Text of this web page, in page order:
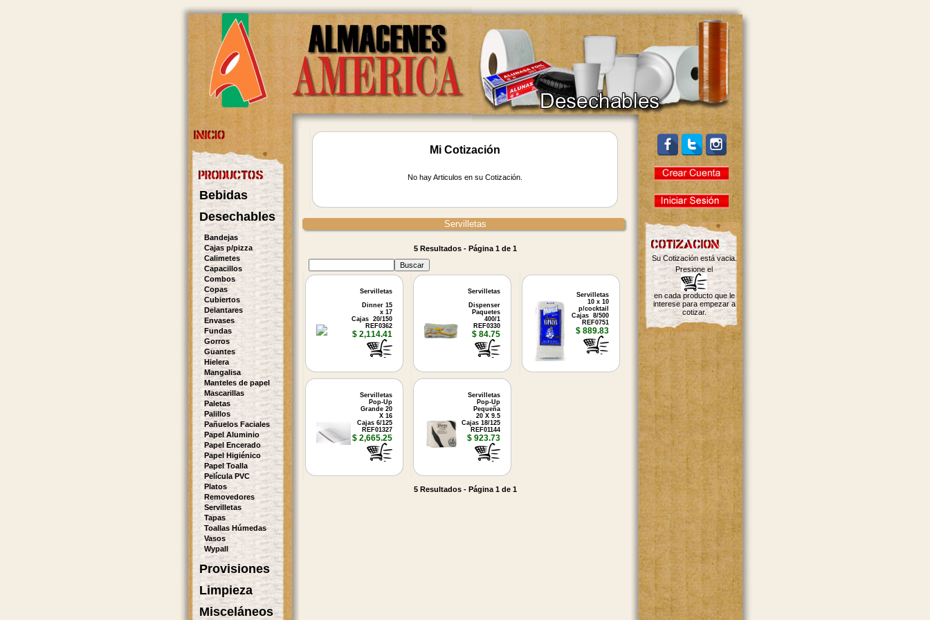
Bebidas
Desechables
Bandejas
Cajas p/pizza
Calimetes
Capacillos
Combos
Copas
Cubiertos
Delantares
Envases
Fundas
Gorros
Guantes
Hielera
Mangalisa
Manteles de papel
Mascarillas
Paletas
Palillos
Pañuelos Faciales
Papel Aluminio
Papel Encerado
Papel Higiénico
Papel Toalla
Película PVC
Platos
Removedores
Servilletas
Tapas
Toallas Húmedas
Vasos
Wypall
Provisiones
Limpieza
Misceláneos
Mi Cotización
No hay Articulos en su Cotización.
Servilletas
5 Resultados - Página 1 de 1
Servilletas
Dinner 15
x 17
Cajas 20/150
REF0362
$ 2,114.41
Servilletas
Dispenser
Paquetes
400/1
REF0330
$ 84.75
Servilletas
10 x 10
p/cocktail
Cajas 8/500
REF0751
$ 889.83
Servilletas
Pop-Up
Grande 20
X 16
Cajas 6/125
REF01327
$ 2,665.25
Servilletas
Pop-Up
Pequeña
20 X 9.5
Cajas 18/125
REF01144
$ 923.73
5 Resultados - Página 1 de 1
Su Cotización está vacia.
Presione el
en cada producto que le
interese para empezar a
cotizar.